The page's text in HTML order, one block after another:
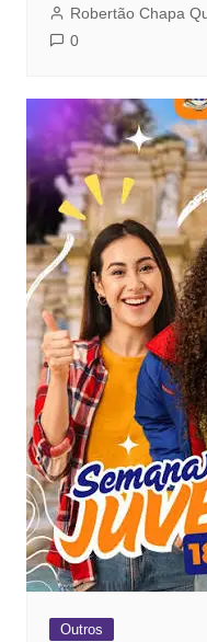
Robertão Chapa
0
Outros